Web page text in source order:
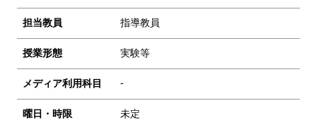
担当教員 指導教員
授業形態 実験等
メディア利用科目 -
曜日・時限
未定